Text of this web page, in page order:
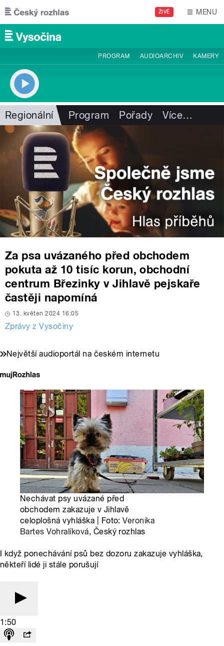
Přejít k hlavnímu obsahu
ŽIVĚ MENU
PROGRAM AUDIOARCHIV KAMERY
Regionální Program Pořady Více…
Za psa uvázaného před obchodem
pokuta až 10 tisíc korun, obchodní
centrum Březinky v Jihlavě pejskaře
častěji napomíná
13. květen 2024 16:05
Zprávy z Vysočiny
Největší audioportál na českém internetu
Nechávat psy uvázané před
obchodem zakazuje v Jihlavě
celoplošná vyhláška | Foto:Veronika
Bartes Vohralíková, Český rozhlas
I když ponechávání psů bez dozoru zakazuje vyhláška,
někteří lidé ji stále porušují
1:50